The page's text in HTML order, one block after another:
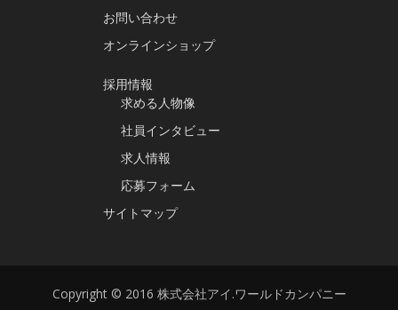
お問い合わせ
オンラインショップ
採用情報
求める人物像
社員インタビュー
求人情報
応募フォーム
サイトマップ
Copyright © 2016 株式会社アイ.ワールドカンパニー